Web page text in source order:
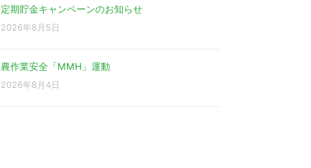
定期貯金キャンペーンのお知らせ
2026年8月5日
農作業安全「MMH」運動
2026年8月4日